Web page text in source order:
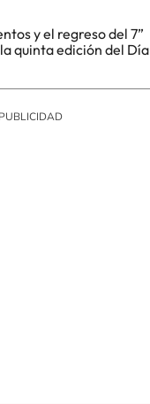
y el regreso del 7”
quinta edición del Día